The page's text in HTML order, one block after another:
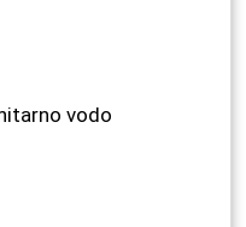
vodo